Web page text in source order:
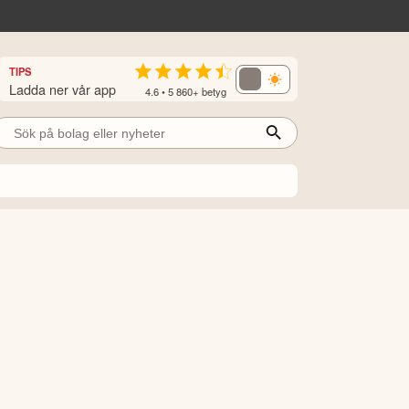
TIPS
Ladda ner vår app 4.6 • 5 860+ betyg